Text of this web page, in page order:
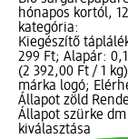
hónapos kortól,
kategória:
Kiegészítő
299 Ft; Alapár:
(2 392,00 Ft / 1
márka logó;
Állapot zöld
Állapot szürke
kiválasztása